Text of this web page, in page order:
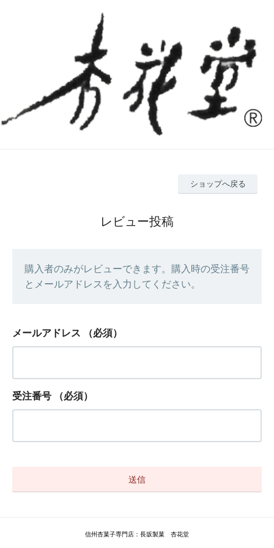
ショップへ戻る
レビュー投稿
購入者のみがレビューできます。購入時の受注番号
とメールアドレスを入力してください。
メールアドレス （必須）
受注番号 （必須）
信州杏菓子専門店：長坂製菓 杏花堂